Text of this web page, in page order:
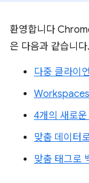
환영합니다
은 다음과 같습니다.
다중 클라이
4개의 새로
맞춤 데이터
맞춤 태그로